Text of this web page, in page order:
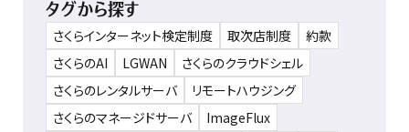
タグから探す
さくらインターネット検定制度 取次店制度
約款
さくらのAI
LGWAN
さくらのクラウドシェル
さくらのレンタルサーバ
リモートハウジング
さくらのマネージドサーバ
ImageFlux